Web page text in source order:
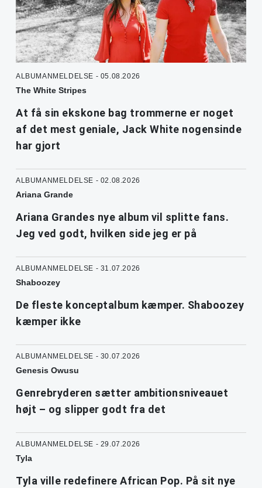
ALBUMANMELDELSE - 05.08.2026
The White Stripes
At få sin ekskone bag trommerne er noget
af det mest geniale, Jack White nogensinde
har gjort
ALBUMANMELDELSE - 02.08.2026
Ariana Grande
Ariana Grandes nye album vil splitte fans.
Jeg ved godt, hvilken side jeg er på
ALBUMANMELDELSE - 31.07.2026
Shaboozey
De fleste konceptalbum kæmper. Shaboozey
kæmper ikke
ALBUMANMELDELSE - 30.07.2026
Genesis Owusu
Genrebryderen sætter ambitionsniveauet
højt – og slipper godt fra det
ALBUMANMELDELSE - 29.07.2026
Tyla
Tyla ville redefinere African Pop. På sit nye